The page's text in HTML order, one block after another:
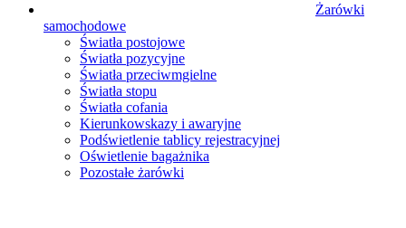
Żarówki
samochodowe
Światła postojowe
Światła pozycyjne
Światła przeciwmgielne
Światła stopu
Światła cofania
Kierunkowskazy i awaryjne
Podświetlenie tablicy rejestracyjnej
Oświetlenie bagażnika
Pozostałe żarówki